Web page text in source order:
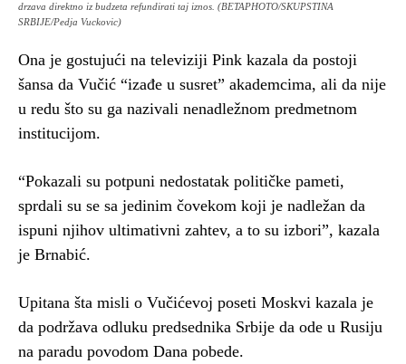
drzava direktno iz budzeta refundirati taj iznos. (BETAPHOTO/SKUPSTINA
SRBIJE/Pedja Vuckovic)
Ona je gostujući na televiziji Pink kazala da postoji
šansa da Vučić “izađe u susret” akademcima, ali da nije
u redu što su ga nazivali nenadležnom predmetnom
institucijom.
“Pokazali su potpuni nedostatak političke pameti,
sprdali su se sa jedinim čovekom koji je nadležan da
ispuni njihov ultimativni zahtev, a to su izbori”, kazala
je Brnabić.
Upitana šta misli o Vučićevoj poseti Moskvi kazala je
da podržava odluku predsednika Srbije da ode u Rusiju
na paradu povodom Dana pobede.